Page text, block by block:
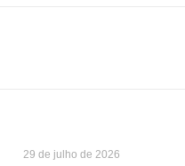
29 de julho de 2026